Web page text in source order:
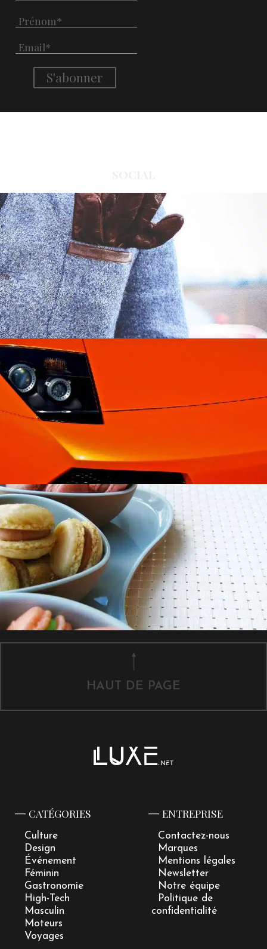
HAUT DE PAGE
CATÉGORIES
Culture
Design
Événement
Féminin
Gastronomie
High-Tech
Masculin
Moteurs
Voyages
ENTREPRISE
Contactez-nous
Marques
Mentions légales
Newsletter
Notre équipe
Politique de
confidentialité